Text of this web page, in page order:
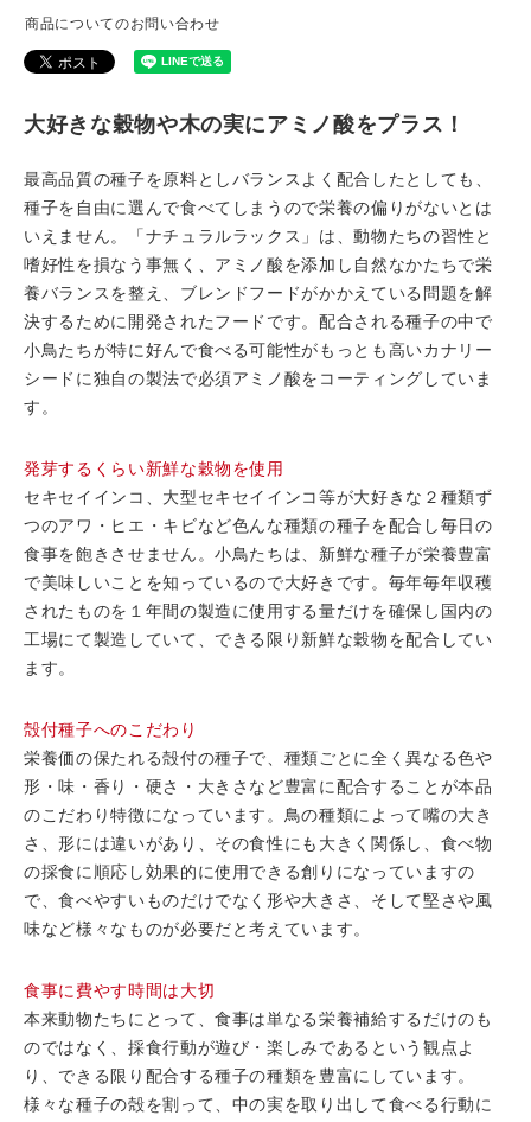
商品についてのお問い合わせ
大好きな穀物や木の実にアミノ酸をプラス！
最高品質の種子を原料としバランスよく配合したとしても、
種子を自由に選んで食べてしまうので栄養の偏りがないとは
いえません。「ナチュラルラックス」は、動物たちの習性と
嗜好性を損なう事無く、アミノ酸を添加し自然なかたちで栄
養バランスを整え、ブレンドフードがかかえている問題を解
決するために開発されたフードです。配合される種子の中で
小鳥たちが特に好んで食べる可能性がもっとも高いカナリー
シードに独自の製法で必須アミノ酸をコーティングしていま
す。
発芽するくらい新鮮な穀物を使用
セキセイインコ、大型セキセイインコ等が大好きな２種類ず
つのアワ・ヒエ・キビなど色んな種類の種子を配合し毎日の
食事を飽きさせません。小鳥たちは、新鮮な種子が栄養豊富
で美味しいことを知っているので大好きです。毎年毎年収穫
されたものを１年間の製造に使用する量だけを確保し国内の
工場にて製造していて、できる限り新鮮な穀物を配合してい
ます。
殻付種子へのこだわり
栄養価の保たれる殻付の種子で、種類ごとに全く異なる色や
形・味・香り・硬さ・大きさなど豊富に配合することが本品
のこだわり特徴になっています。鳥の種類によって嘴の大き
さ、形には違いがあり、その食性にも大きく関係し、食べ物
の採食に順応し効果的に使用できる創りになっていますの
で、食べやすいものだけでなく形や大きさ、そして堅さや風
味など様々なものが必要だと考えています。
食事に費やす時間は大切
本来動物たちにとって、食事は単なる栄養補給するだけのも
のではなく、採食行動が遊び・楽しみであるという観点よ
り、できる限り配合する種子の種類を豊富にしています。
様々な種子の殻を割って、中の実を取り出して食べる行動に